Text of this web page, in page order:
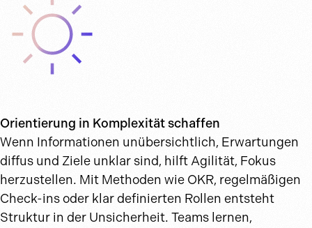
Orientierung in Komplexität schaffen
Wenn Informationen unübersichtlich, Erwartungen
diffus und Ziele unklar sind, hilft Agilität, Fokus
herzustellen. Mit Methoden wie OKR, regelmäßigen
Check-ins oder klar definierten Rollen entsteht
Struktur in der Unsicherheit. Teams lernen,